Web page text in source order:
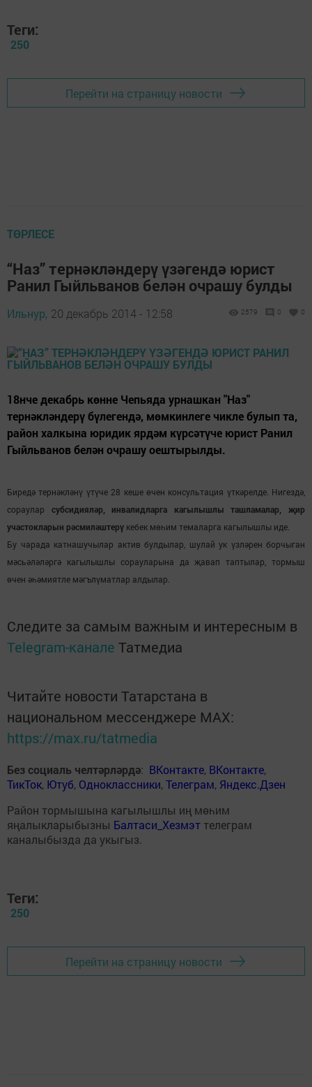
Теги:
250
Перейти на страницу новости
ТӨРЛЕСЕ
“Наз” тернәкләндерү үзәгендә юрист
Ранил Гыйльванов белән очрашу булды
Ильнур, 20 декабрь 2014 - 12:58 2579 0 0
18нче декабрь көнне Чепьяда урнашкан "Наз"
тернәкләндерү бүлегендә, мөмкинлеге чикле булып та,
район халкына юридик ярдәм күрсәтүче юрист Ранил
Гыйльванов белән очрашу оештырылды.
Биредә тернәкләнү үтүче 28 кеше өчен консультация үткәрелде. Нигездә,
сораулар субсидияләр, инвалидларга кагылышлы ташламалар, җир
участокларын рәсмиләштерү кебек мөһим темаларга кагылышлы иде.
Бу чарада катнашучылар актив булдылар, шулай ук үзләрен борчыган
мәсьәләләргә кагылышлы сорауларына да җавап таптылар, тормыш
өчен әһәмиятле мәгълүматлар алдылар.
Следите за самым важным и интересным в
Telegram-канале Татмедиа
Читайте новости Татарстана в
национальном мессенджере MАХ:
https://max.ru/tatmedia
Без социаль челтәрләрдә: ВКонтакте, ВКонтакте,
ТикТок, Ютуб, Одноклассники,Телеграм, Яндекс.Дзен
Район тормышына кагылышлы иң мөһим
яңалыкларыбызны Балтаси_Хезмэт телеграм
каналыбызда да укыгыз.
Теги:
250
Перейти на страницу новости